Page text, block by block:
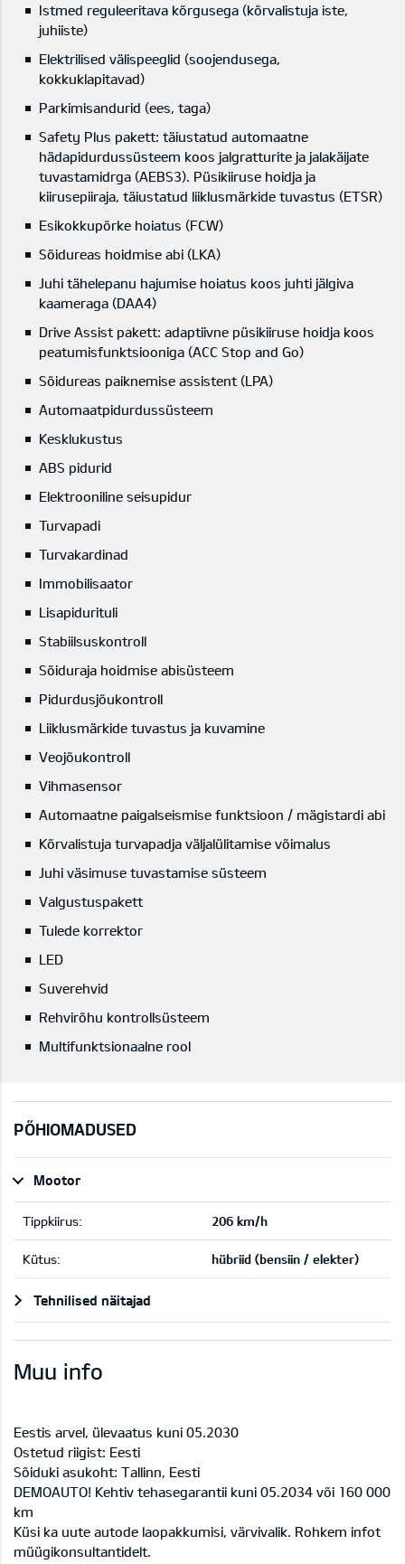
Istmed reguleeritava kõrgusega (kõrvalistuja iste,
juhiiste)
Elektrilised välispeeglid (soojendusega,
kokkuklapitavad)
Parkimisandurid (ees, taga)
Safety Plus pakett: täiustatud automaatne
hädapidurdussüsteem koos jalgratturite ja jalakäijate
tuvastamidrga (AEBS3). Püsikiiruse hoidja ja
kiirusepiiraja, täiustatud liiklusmärkide tuvastus (ETSR)
Esikokkupõrke hoiatus (FCW)
Sõidureas hoidmise abi (LKA)
Juhi tähelepanu hajumise hoiatus koos juhti jälgiva
kaameraga (DAA4)
Drive Assist pakett: adaptiivne püsikiiruse hoidja koos
peatumisfunktsiooniga (ACC Stop and Go)
Sõidureas paiknemise assistent (LPA)
Automaatpidurdussüsteem
Kesklukustus
ABS pidurid
Elektrooniline seisupidur
Turvapadi
Turvakardinad
Immobilisaator
Lisapidurituli
Stabiilsuskontroll
Sõiduraja hoidmise abisüsteem
Pidurdusjõukontroll
Liiklusmärkide tuvastus ja kuvamine
Veojõukontroll
Vihmasensor
Automaatne paigalseismise funktsioon / mägistardi abi
Kõrvalistuja turvapadja väljalülitamise võimalus
Juhi väsimuse tuvastamise süsteem
Valgustuspakett
Tulede korrektor
LED
Suverehvid
Rehvirõhu kontrollsüsteem
Multifunktsionaalne rool
PÕHIOMADUSED
Mootor
Tippkiirus: 206 km/h
Kütus: hübriid (bensiin / elekter)
Tehnilised näitajad
Muu info
Eestis arvel, ülevaatus kuni 05.2030
Ostetud riigist: Eesti
Sõiduki asukoht: Tallinn, Eesti
DEMOAUTO! Kehtiv tehasegarantii kuni 05.2034 või 160 000
km
Küsi ka uute autode laopakkumisi, värvivalik. Rohkem infot
müügikonsultantidelt.